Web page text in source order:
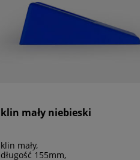
klin mały niebieski
klin mały,
długość 155mm,